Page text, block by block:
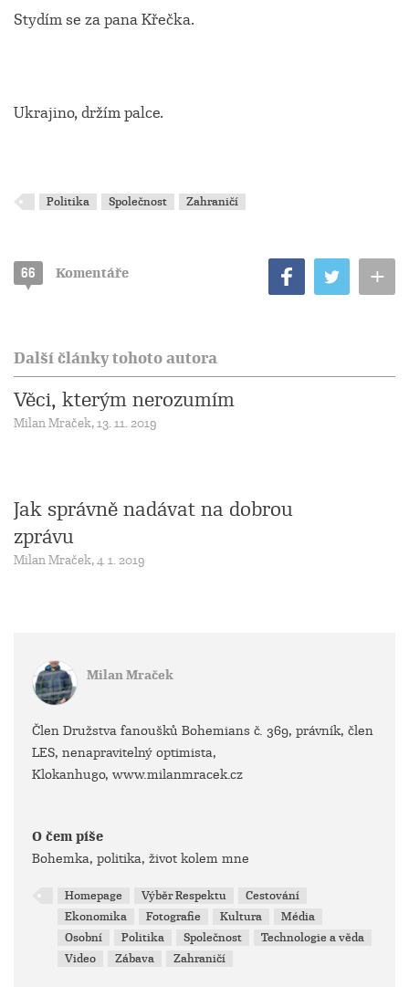
Stydím se za pana Křečka.
Ukrajino, držím palce.
Politika Společnost Zahraničí
66 Komentáře +
Další články tohoto autora
Věci, kterým nerozumím
Milan Mraček, 13. 11. 2019
Jak správně nadávat na dobrou
zprávu
Milan Mraček, 4. 1. 2019
Milan Mraček
Člen Družstva fanoušků Bohemians č. 369, právník, člen
LES, nenapravitelný optimista,
Klokanhugo, www.milanmracek.cz
O čem píše
Bohemka, politika, život kolem mne
Homepage Výběr Respektu
Cestování
Ekonomika
Fotografie Kultura
Média
Osobní
Politika Společnost
Technologie a věda
Video
Zábava Zahraničí